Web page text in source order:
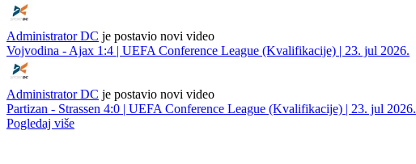
Administrator DC je postavio novi video
Vojvodina - Ajax 1:4 | UEFA Conference League (Kvalifikacije) | 23. jul 2026.
Administrator DC je postavio novi video
Partizan - Strassen 4:0 | UEFA Conference League (Kvalifikacije) | 23. jul 2026.
Pogledaj više